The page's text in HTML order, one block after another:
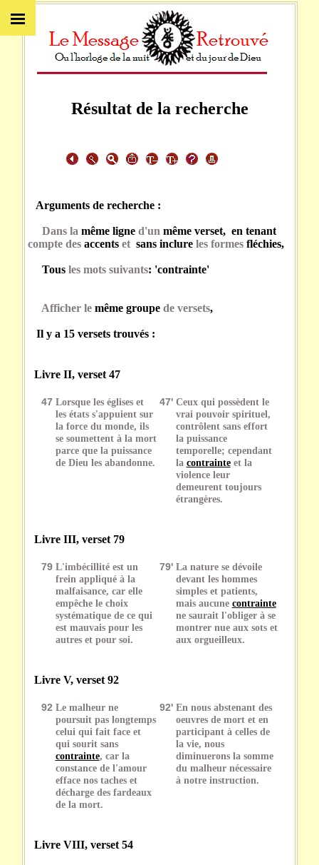
Résultat de la recherche
Arguments de recherche :
Dans la même ligne d'un même verset, en tenant
compte des accents et sans inclureles formes fléchies,
Tous les mots suivants: 'contrainte'
Afficher le même groupede versets,
Il y a 15 versets trouvés :
Livre II, verset 47
47 Lorsque les églises et
les états s'appuient sur
la force du monde, ils
se soumettent à la mort
parce que la puissance
de Dieu les abandonne.
47' Ceux qui possèdent le
vrai pouvoir spirituel,
contrôlent sans effort
la puissance
temporelle; cependant
la contrainteet la
violence leur
demeurent toujours
étrangères.
Livre III, verset 79
79 L'imbécillité est un
frein appliqué à la
malfaisance, car elle
empêche le choix
systématique de ce qui
est mauvais pour les
autres et pour soi.
79' La nature se dévoile
devant les hommes
simples et patients,
mais aucune contrainte
ne saurait l'obliger à se
montrer nue aux sots et
aux orgueilleux.
Livre V, verset 92
92 Le malheur ne
poursuit pas longtemps
celui qui fait face et
qui sourit sans
contrainte, car la
constance de l'amour
efface nos taches et
décharge des fardeaux
de la mort.
92' En nous abstenant des
oeuvres de mort et en
participant à celles de
la vie, nous
diminuerons la somme
du malheur nécessaire
à notre instruction.
Livre VIII, verset 54